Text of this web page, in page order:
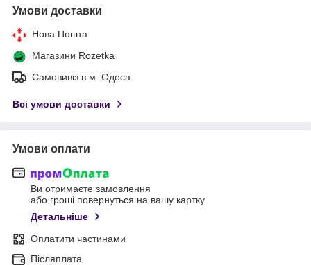
Умови доставки
Нова Пошта
Магазини Rozetka
Самовивіз в м. Одеса
Всі умови доставки
Умови оплати
Ви отримаєте замовлення
або гроші повернуться на вашу картку
Детальніше
Оплатити частинами
Післяплата